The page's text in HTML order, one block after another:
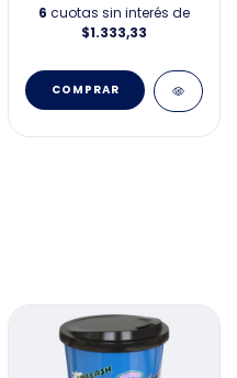
6 cuotas sin interés de
$1.333,33